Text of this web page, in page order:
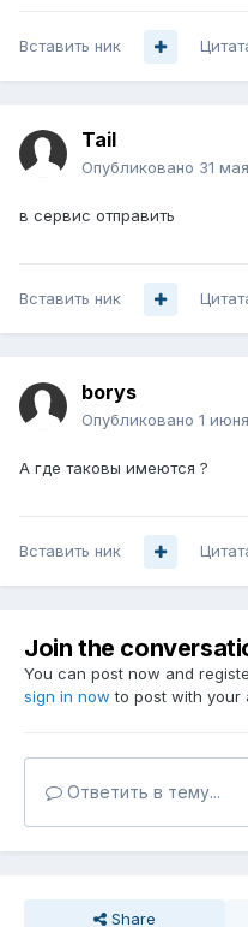
Вставить ник
Tail
Опубликовано 31
в сервис отправить
Вставить ник
borys
Опубликовано 1
А где таковы имеются ?
Вставить ник
Join the
You can post now and
sign in now to post with your
Ответить в тему...
Share